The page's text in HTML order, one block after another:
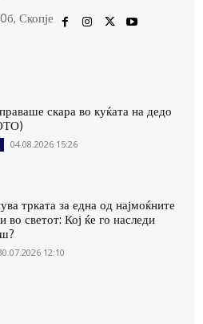
Скопје
скара во куќата на дедо
04.08.2026 15:26
трката за една од најмоќните
во светот: Кој ќе го наследи
12:10